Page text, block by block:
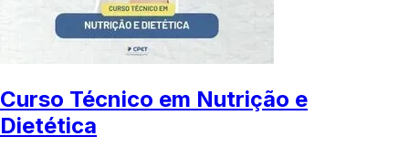
Curso Técnico em Nutrição e
Dietética